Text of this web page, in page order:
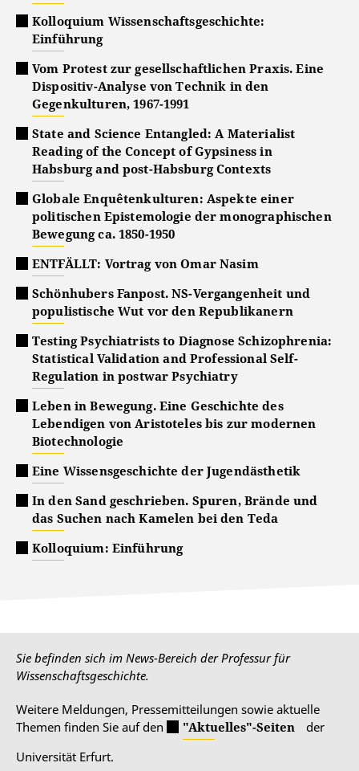
Kolloquium Wissenschaftsgeschichte:
Einführung
Vom Protest zur gesellschaftlichen Praxis. Eine
Dispositiv-Analyse von Technik in den
Gegenkulturen, 1967-1991
State and Science Entangled: A Materialist
Reading of the Concept of Gypsiness in
Habsburg and post-Habsburg Contexts
Globale Enquêtenkulturen: Aspekte einer
politischen Epistemologie der monographischen
Bewegung ca. 1850-1950
ENTFÄLLT: Vortrag von Omar Nasim
Schönhubers Fanpost. NS-Vergangenheit und
populistische Wut vor den Republikanern
Testing Psychiatrists to Diagnose Schizophrenia:
Statistical Validation and Professional Self-
Regulation in postwar Psychiatry
Leben in Bewegung. Eine Geschichte des
Lebendigen von Aristoteles bis zur modernen
Biotechnologie
Eine Wissensgeschichte der Jugendästhetik
In den Sand geschrieben. Spuren, Brände und
das Suchen nach Kamelen bei den Teda
Kolloquium: Einführung
Sie befinden sich im News-Bereich der Professur für
Wissenschaftsgeschichte.
Weitere Meldungen, Pressemitteilungen sowie aktuelle
Themen finden Sie auf den
"Aktuelles"-Seiten
der
Universität Erfurt.